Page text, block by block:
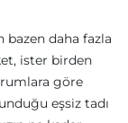
daha fazla
ister birden
göre
eşsiz tadı